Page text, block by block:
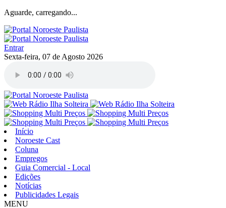
Aguarde, carregando...
Entrar
Sexta-feira, 07 de Agosto 2026
Início
Noroeste Cast
Coluna
Empregos
Guia Comercial - Local
Edições
Notícias
Publicidades Legais
MENU